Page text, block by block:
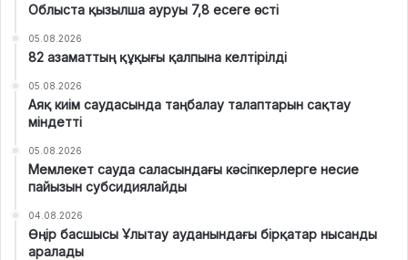
Облыста қызылша ауруы 7,8 есеге өсті
05.08.2026
82 азаматтың құқығы қалпына келтірілді
05.08.2026
Аяқ киім саудасында таңбалау талаптарын сақтау
міндетті
05.08.2026
Мемлекет сауда саласындағы кәсіпкерлерге несие
пайызын субсидиялайды
04.08.2026
Өңір басшысы Ұлытау ауданындағы бірқатар нысанды
аралады